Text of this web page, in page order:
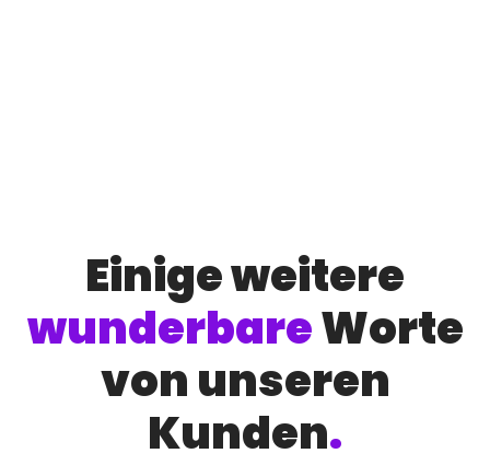
Einige weitere
wunderbareWorte
von unseren
Kunden.